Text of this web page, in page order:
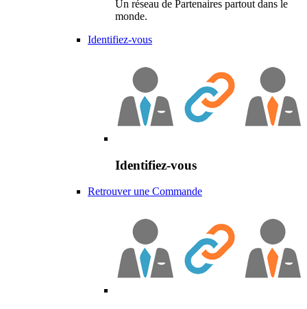
Un réseau de Partenaires partout dans le
monde.
Identifiez-vous
Identifiez-vous
Retrouver une Commande